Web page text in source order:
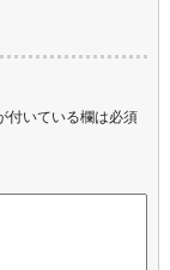
付いている欄は必須